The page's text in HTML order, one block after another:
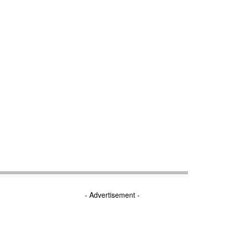
- Advertisement -